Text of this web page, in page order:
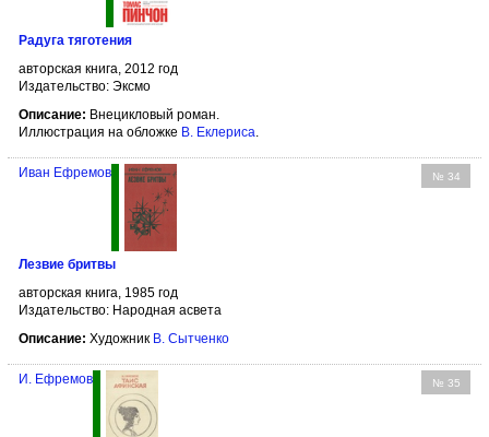
Радуга тяготения
авторская книга, 2012 год
Издательство: Эксмо
Описание: Внецикловый роман.
Иллюстрация на обложке В. Еклериса
№ 34
Иван Ефремов
Лезвие бритвы
авторская книга, 1985 год
Издательство: Народная асвета
Описание: Художник В. Сытченко
№ 35
И. Ефремов